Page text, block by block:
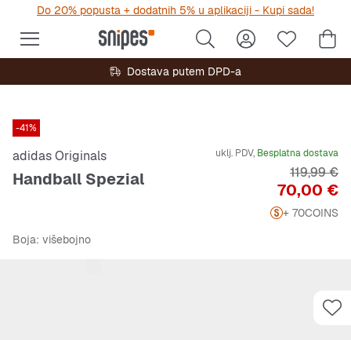
Do 20% popusta + dodatnih 5% u aplikaciji - Kupi sada!
Dostava putem DPD-a
-41%
adidas Originals
Handball Spezial
uklj. PDV, Besplatna dostava
Cijena
70,00 €
119,99 €
+ 70COINS
Boja: višebojno